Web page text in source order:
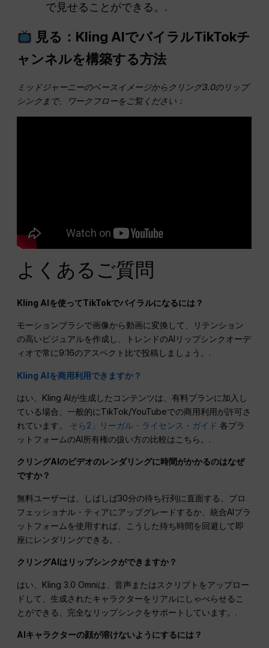
で見せることができる。.
見る：Kling AIでバイラルTikTokチ
ャンネルを構築する方法
ミッドジャーニーのベースイメージからクリング3.0のリップ
シンクまで、ワークフローをご覧ください：
よくあるご質問
Kling AIを使ってTikTokでバイラルになるには？
モーションブラシで画像から動画に変換して、リテンション
の高いビジュアルを作成し、トレンドのAIリップシンクオーデ
ィオで常に9:16のアスペクト比で投稿しましょう。.
Kling AIを商用利用できますか？
はい、Kling AIが生成したコンテンツは、有料プランに加入し
ている場合、一般的にTikTok/YouTubeでの商用利用が許可さ
れています。 そら2」リーガル・ライセンス・ガイド 各プラ
ットフォームのAI所有権の扱い方の比較はこちら。.
クリングAIのビデオのレンダリングに時間がかかるのはなぜ
ですか？
無料ユーザーは、しばしば30分の待ち行列に直面する。プロ
フェッショナル・ティアにアップグレードするか、統合AIプラ
ットフォームを使用すれば、こうした待ち時間を回避して即
座にレンダリングできる。.
クリングAIはリップシンクができますか？
はい、Kling 3.0 Omniは、音声またはスクリプトをアップロー
ドして、生成されたキャラクターをリアルにしゃべらせるこ
とができる、完全なリップシンクをサポートしています。.
AIキャラクターの顔が溶けないようにするには？